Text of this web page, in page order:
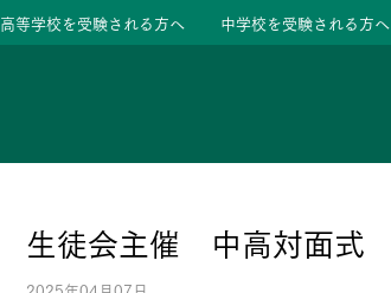
高等学校を受験される方へ 中学校を受験される方へ
生徒会主催 中高対面式
安心して任せられる学校
夙川ブログ
高校の教育方針／特色
中学校の教育方針／特色